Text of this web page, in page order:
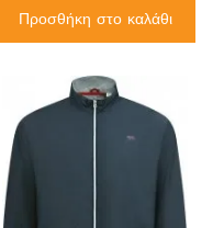
Προσθήκη στο καλάθι